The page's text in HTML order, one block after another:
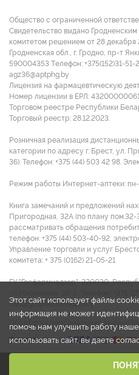
Общество с ограниченной
Свидетельство выдано
комитетом решением от 28
Гродненская обл., г. Гродно, пр-т
590004353 Tелефон: +375(152)31-51-
agz36@aptphg.by
Лицензия на фармацевтическую
Номер лицензии в ЕРЛ:
Торговом реестре Республики
Торговый реестр: 28.12.2023.
Розничная реализация
категории по адресу г. Брест, ул.
36). Телефон: +375 (44) 503 42 98.
Режим работы Интернет-аптеки:
Книга замечаний и предложений
Пригородная, 32А (по плану
рассматривать обращения
телефон: +375 (44) 503-40-92,
Управление торговли и услуг
комитета: + 375 (0162) 21-05-21
ГУ "Госфармнадзор": 220030,
info@gospharmnadzor.by
Обработка персональных данных
2026 © ООО "Аптека групп Запад"
Этот сайт использует файлы
информация не может
помочь нам улучшить работу
использовать сайт, вы даете